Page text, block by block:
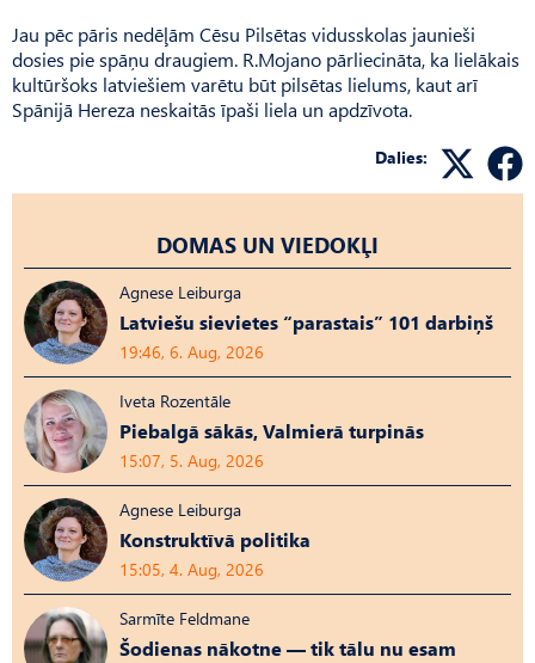
Jau pēc pāris nedēļām Cēsu Pilsētas vidusskolas jaunieši
dosies pie spāņu draugiem. R.Mojano pārliecināta, ka lielākais
kultūršoks latviešiem varētu būt pilsētas lielums, kaut arī
Spānijā Hereza neskaitās īpaši liela un apdzīvota.
Dalies:
DOMAS UN VIEDOKĻI
Agnese Leiburga
Latviešu sievietes “parastais” 101 darbiņš
19:46, 6. Aug, 2026
Iveta Rozentāle
Piebalgā sākās, Valmierā turpinās
15:07, 5. Aug, 2026
Agnese Leiburga
Konstruktīvā politika
15:05, 4. Aug, 2026
Sarmīte Feldmane
Šodienas nākotne — tik tālu nu esam